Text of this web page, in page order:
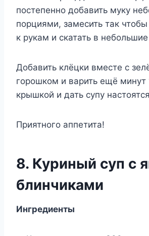
постепенно добавить муку
порциями, замесить так
к рукам и скатать в
Добавить клёцки вместе с
горошком и варить ещё минут
крышкой и дать супу
Приятного аппетита!
8. Куриный суп с
блинчиками
Ингредиенты